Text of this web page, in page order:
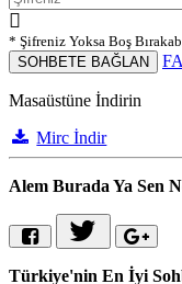
* Şifreniz Yoksa Boş
SOHBETE BAĞLAN
Masaüstüne İndirin
Mirc İndir
Alem Burada Ya Sen
Türkiye'nin En İyi